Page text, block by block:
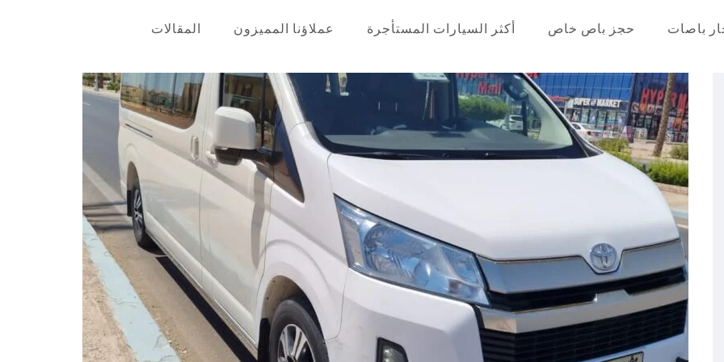
في مصر
باصات حجز باص خاص أكثر السيارات المستأجرة عملاؤنا المميزون
المقالات